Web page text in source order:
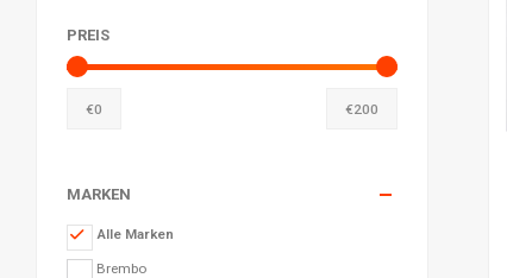
PREIS
€0 €200
MARKEN
Alle Marken
Brembo